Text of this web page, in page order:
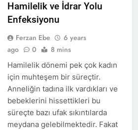
Hamilelik ve İdrar Yolu
Enfeksiyonu
Ferzan Ebe
6 years
ago
0 8 mins
Hamilelik dönemi pek çok kadın
için muhteşem bir süreçtir.
Anneliğin tadına ilk vardıkları ve
bebeklerini hissettikleri bu
süreçte bazı ufak sıkıntılarda
meydana gelebilmektedir. Fakat